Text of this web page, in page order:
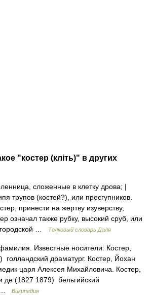
"костер (кліть)" в других
сложенные в клетку дрова; |
трупов (костей?), или пресгупников.
принести на жертву изуверству,
означал также рубку, высокий сруб, или
…
Толковый словарь Даля
Известные носители: Костер,
драматург. Костер, Йохан
царя Алексея Михайловича. Костер,
(1827 1879) бельгийский
…
Википедия